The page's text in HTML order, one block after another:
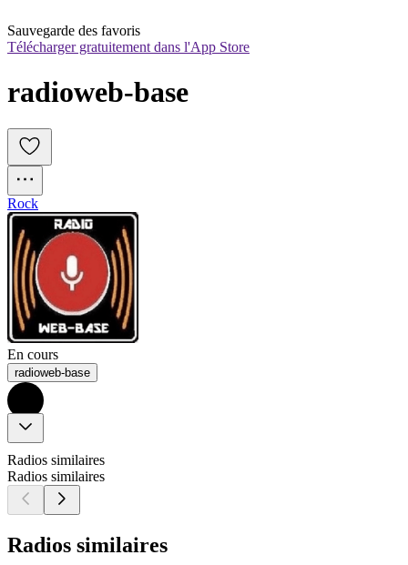
Sauvegarde des favoris
Télécharger gratuitement dans l'App Store
radioweb-base
Rock
En cours
radioweb-base
Radios similaires
Radios similaires
Radios similaires